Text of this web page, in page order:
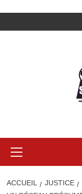
au
principal
ACCUEIL JUSTICE